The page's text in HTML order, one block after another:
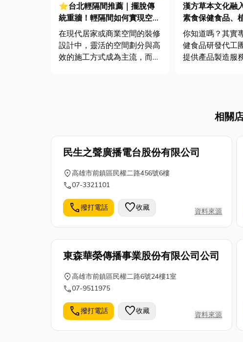
⭐台北輕隔間推薦｜擺脫傳
統重牆！輕隔間如何實現空間
彈性？種類、優缺點、費用計
算全解析
在現代居家或商業空間的裝修
設計中，靈活的空間劃分與高
效的施工方式成為主流，而
種類、優缺...
漢方草本文化融
素食保健食品、
品｜專業研發代
你知道嗎？其實
健食品研發代工
提供產品製造服
質、安全性與市
發代...
相關
民生之聲廣播電台股份有限公司
location_on高雄市前鎮區民權二路456號6樓
call07-3321101
call撥打電話 favorite收藏 資料來源
東森華榮傳播事業股份有限公司公司
location_on高雄市前鎮區民權二路6號24樓1室
call07-9511975
call撥打電話 favorite收藏 資料來源